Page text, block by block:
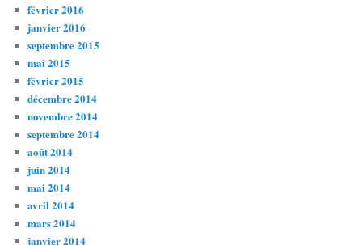
février 2016
janvier 2016
septembre 2015
mai 2015
février 2015
décembre 2014
novembre 2014
septembre 2014
août 2014
juin 2014
mai 2014
avril 2014
mars 2014
janvier 2014